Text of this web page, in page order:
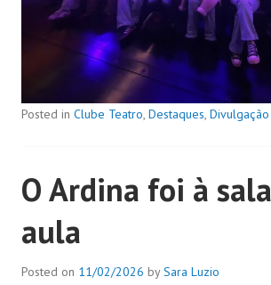
Posted in Clube Teatro Destaques Divulgação
O Ardina foi à
aula
Posted on 11/02/2026 bySara Luzio